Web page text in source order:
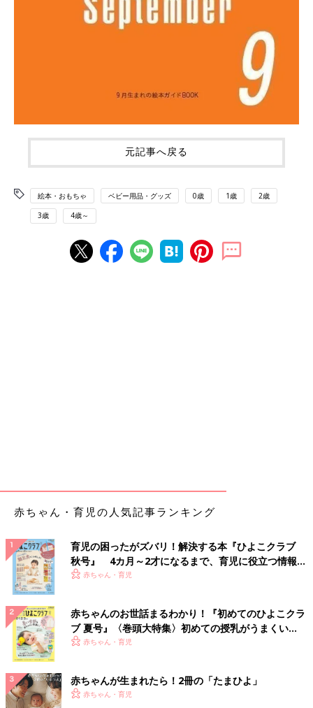
元記事へ戻る
絵本・おもちゃ ベビー用品・グッズ 0歳 1歳 2歳
3歳 4歳～
赤ちゃん・育児の人気記事ランキング
育児の困ったがズバリ！解決する本『ひよこクラブ
秋号』 4カ月～2才になるまで、育児に役立つ情報が
いっぱい！
赤ちゃん・育児
赤ちゃんのお世話まるわかり！『初めてのひよこクラ
ブ 夏号』〈巻頭大特集〉初めての授乳がうまくい
く！ おっぱい・ミルクの基本と夏のトラブル 解決テ
赤ちゃん・育児
赤ちゃんが生まれたら！2冊の「たまひよ」
赤ちゃん・育児